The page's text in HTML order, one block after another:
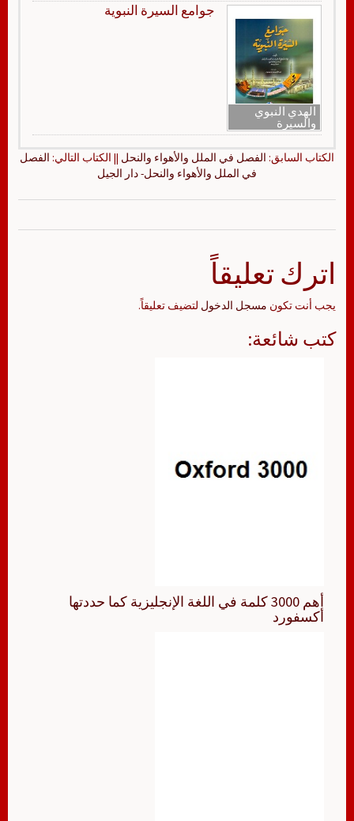
الهدي النبوي
والسيرة
جوامع السيرة النبوية
الكتاب السابق: الفصل في الملل والأهواء والنحل || الكتاب التالي: الفصل
في الملل والأهواء والنحل- دار الجيل
اترك تعليقاً
يجب أنت تكون مسجل الدخول لتضيف تعليقاً.
كتب شائعة:
أهم 3000 كلمة في اللغة الإنجليزية كما حددتها
أكسفورد